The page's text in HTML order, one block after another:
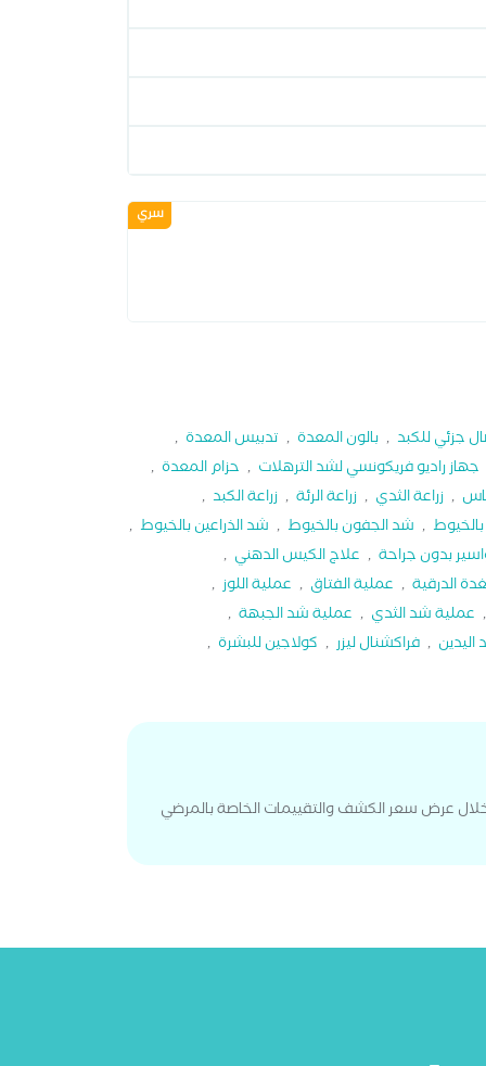
سري
جزئي للكبد , بالون المعدة , تدبيس المعدة ,
جهاز راديو فريكونسي لشد الترهلات , حزام المعدة ,
, زراعة الثدي , زراعة الرئة , زراعة الكبد ,
, شد الجفون بالخيوط , شد الذراعين بالخيوط ,
بدون جراحة , علاج الكيس الدهني ,
الدرقية , عملية الفتاق , عملية اللوز ,
, عملية شد الثدي , عملية شد الجبهة ,
, فراكشنال ليزر , كولاجين للبشرة ,
عرض سعر الكشف والتقييمات الخاصة بالمرضي